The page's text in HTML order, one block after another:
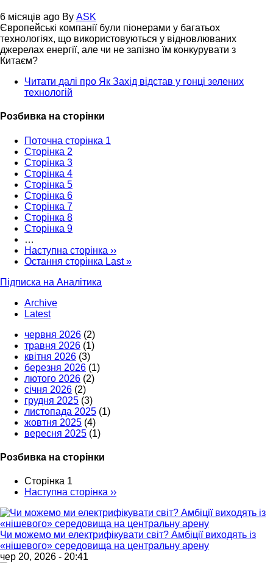
6 місяців ago By ASK
Європейські компанії були піонерами у багатьох
технологіях, що використовуються у відновлюваних
джерелах енергії, але чи не запізно їм конкурувати з
Китаєм?
Читати далі про Як Захід відстав у гонці зелених
технологій
Розбивка на сторінки
Поточна сторінка 1
Сторінка 2
Сторінка 3
Сторінка 4
Сторінка 5
Сторінка 6
Сторінка 7
Сторінка 8
Сторінка 9
…
Наступна сторінка ››
Остання сторінка Last »
Підписка на Аналітика
Archive
Latest
червня 2026 (2)
травня 2026 (1)
квітня 2026 (3)
березня 2026 (1)
лютого 2026 (2)
січня 2026 (2)
грудня 2025 (3)
листопада 2025 (1)
жовтня 2025 (4)
вересня 2025 (1)
Розбивка на сторінки
Сторінка 1
Наступна сторінка ››
Чи можемо ми електрифікувати світ? Амбіції виходять із
«нішевого» середовища на центральну арену
чер 20, 2026 - 20:41